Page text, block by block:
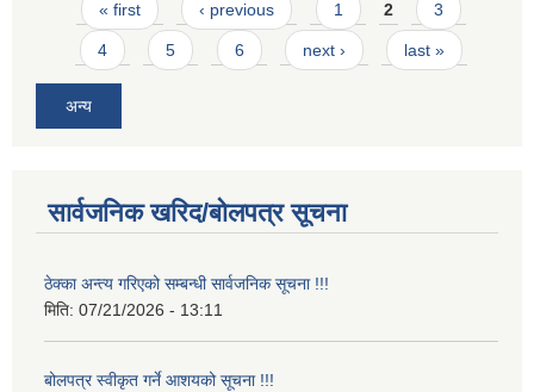
Pages
« first ‹ previous 1 2 3
4 5 6 next › last »
अन्य
सार्वजनिक खरिद/बोलपत्र सूचना
ठेक्का अन्त्य गरिएको सम्बन्धी सार्वजनिक सूचना !!!
मिति: 07/21/2026 - 13:11
बोलपत्र स्वीकृत गर्ने आशयको सूचना !!!